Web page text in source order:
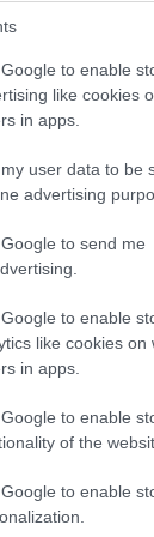
to enable
like cookies
in apps.
user data to be
advertising
to send me
to enable
like cookies on
in apps.
to enable
of the
to enable
στη
κόμβο των
Τι θα
Στερεάς